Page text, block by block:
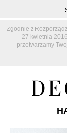
Zgodnie z
27 kwietnia
przetwarzamy